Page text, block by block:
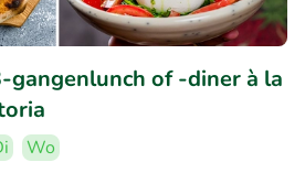
gangenlunch of -diner à la
Wo